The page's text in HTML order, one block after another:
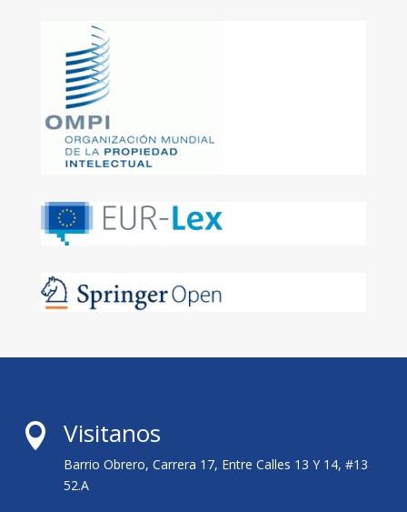
 Visitanos
Barrio Obrero, Carrera 17, Entre Calles 13 Y 14, #13
52.A